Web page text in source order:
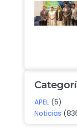
APEL (5)
Noticias